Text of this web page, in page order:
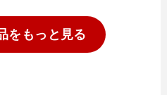
を もっと見る